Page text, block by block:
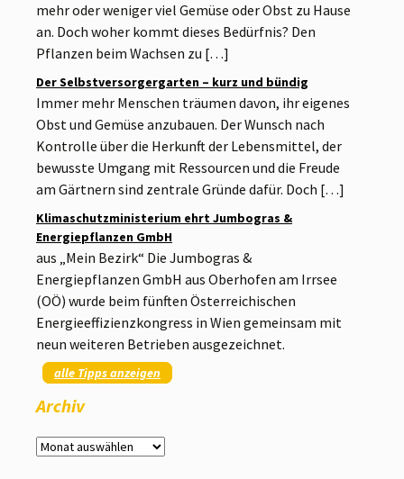
mehr oder weniger viel Gemüse oder Obst zu Hause
an. Doch woher kommt dieses Bedürfnis? Den
Pflanzen beim Wachsen zu […]
Der Selbstversorgergarten – kurz und bündig
Immer mehr Menschen träumen davon, ihr eigenes
Obst und Gemüse anzubauen. Der Wunsch nach
Kontrolle über die Herkunft der Lebensmittel, der
bewusste Umgang mit Ressourcen und die Freude
am Gärtnern sind zentrale Gründe dafür. Doch […]
Klimaschutzministerium ehrt Jumbogras &
Energiepflanzen GmbH
aus „Mein Bezirk“ Die Jumbogras &
Energiepflanzen GmbH aus Oberhofen am Irrsee
(OÖ) wurde beim fünften Österreichischen
Energieeffizienzkongress in Wien gemeinsam mit
neun weiteren Betrieben ausgezeichnet.
alle Tipps anzeigen
Archiv
Archiv